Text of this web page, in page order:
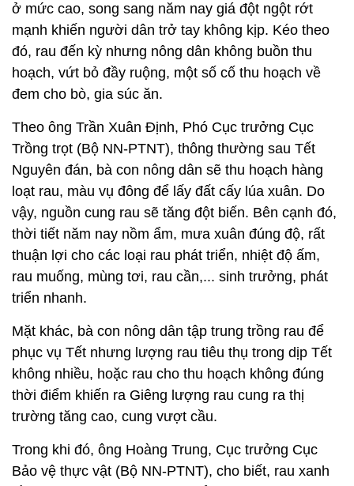
ở mức cao, song sang năm nay giá đột ngột rớt
mạnh khiến người dân trở tay không kịp. Kéo theo
đó, rau đến kỳ nhưng nông dân không buồn thu
hoạch, vứt bỏ đầy ruộng, một số cố thu hoạch về
đem cho bò, gia súc ăn.
Theo ông Trần Xuân Định, Phó Cục trưởng Cục
Trồng trọt (Bộ NN-PTNT), thông thường sau Tết
Nguyên đán, bà con nông dân sẽ thu hoạch hàng
loạt rau, màu vụ đông để lấy đất cấy lúa xuân. Do
vậy, nguồn cung rau sẽ tăng đột biến. Bên cạnh đó,
thời tiết năm nay nồm ẩm, mưa xuân đúng độ, rất
thuận lợi cho các loại rau phát triển, nhiệt độ ấm,
rau muống, mùng tơi, rau cần,... sinh trưởng, phát
triển nhanh.
Mặt khác, bà con nông dân tập trung trồng rau để
phục vụ Tết nhưng lượng rau tiêu thụ trong dịp Tết
không nhiều, hoặc rau cho thu hoạch không đúng
thời điểm khiến ra Giêng lượng rau cung ra thị
trường tăng cao, cung vượt cầu.
Trong khi đó, ông Hoàng Trung, Cục trưởng Cục
Bảo vệ thực vật (Bộ NN-PTNT), cho biết, rau xanh